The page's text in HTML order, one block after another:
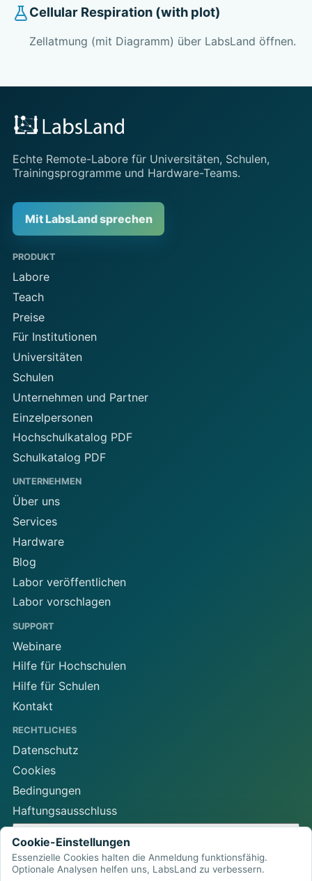
Cellular Respiration (with plot)
Zellatmung (mit Diagramm) über LabsLand öffnen.
Echte Remote-Labore für Universitäten, Schulen,
Trainingsprogramme und Hardware-Teams.
Mit LabsLand sprechen
PRODUKT
Labore
Teach
Preise
Für Institutionen
Universitäten
Schulen
Unternehmen und Partner
Einzelpersonen
Hochschulkatalog PDF
Schulkatalog PDF
UNTERNEHMEN
Über uns
Services
Hardware
Blog
Labor veröffentlichen
Labor vorschlagen
SUPPORT
Webinare
Hilfe für Hochschulen
Hilfe für Schulen
Kontakt
RECHTLICHES
Datenschutz
Cookies
Bedingungen
Haftungsausschluss
Cookie-Einstellungen
Essenzielle Cookies halten die Anmeldung funktionsfähig.
Optionale Analysen helfen uns, LabsLand zu verbessern.